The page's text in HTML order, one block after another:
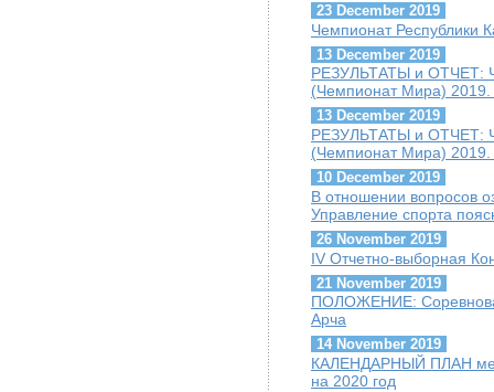
23 December 2019
Чемпионат Республики
13 December 2019
РЕЗУЛЬТАТЫ и ОТЧЕТ:
(Чемпионат Мира) 2019.
13 December 2019
РЕЗУЛЬТАТЫ и ОТЧЕТ:
(Чемпионат Мира) 2019.
10 December 2019
В отношении вопросов
Управление спорта
26 November 2019
IV Отчетно-выборная
21 November 2019
ПОЛОЖЕНИЕ:
Арча
14 November 2019
КАЛЕНДАРНЫЙ ПЛАН
на 2020 год